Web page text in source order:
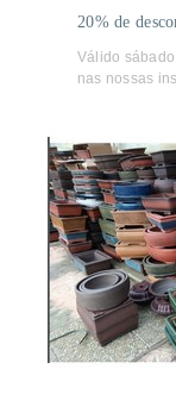
20% de
Válido
nas nossas